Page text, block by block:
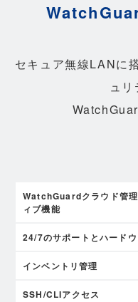
セキュア無線LANに
ュ
WatchGuardクラウド管
ィブ機能
24/7のサポートとハード
インベントリ管理
SSH/CLIアクセス